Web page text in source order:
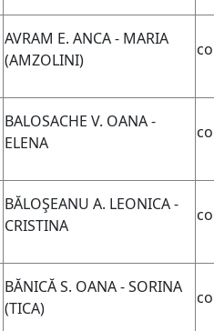
AVRAM E. ANCA - MARIA
(AMZOLINI)
BALOSACHE V. OANA -
ELENA
BĂLOŞEANU A. LEONICA -
CRISTINA
BĂNICĂ S. OANA - SORINA
(TICA)